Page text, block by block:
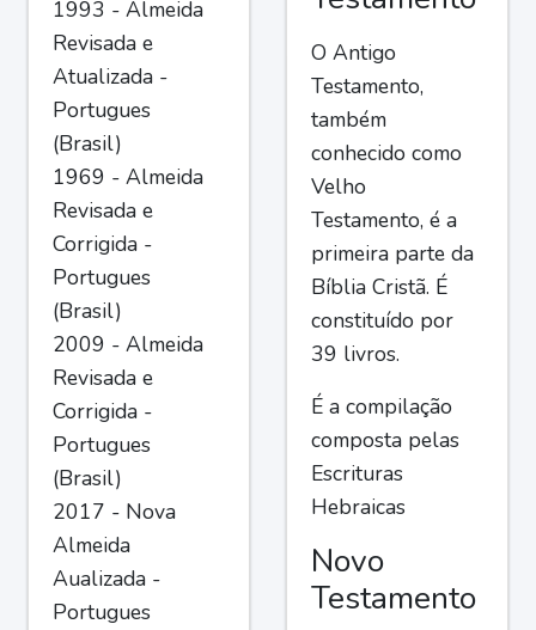
1993 - Almeida
Revisada e
Atualizada -
Portugues
(Brasil)
1969 - Almeida
Revisada e
Corrigida -
Portugues
(Brasil)
2009 - Almeida
Revisada e
Corrigida -
Portugues
(Brasil)
2017 - Nova
Almeida
Aualizada -
Portugues
O Antigo
Testamento,
também
conhecido como
Velho
Testamento, é a
primeira parte da
Bíblia Cristã. É
constituído por
39 livros.
É a compilação
composta pelas
Escrituras
Hebraicas
Novo
Testamento